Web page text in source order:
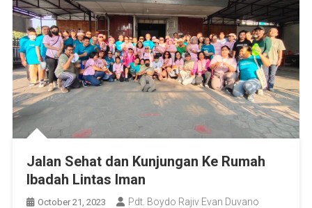
Jalan Sehat dan Kunjungan Ke Rumah
Ibadah Lintas Iman
October 21, 2023
Pdt. Boydo Rajiv Evan Duvano